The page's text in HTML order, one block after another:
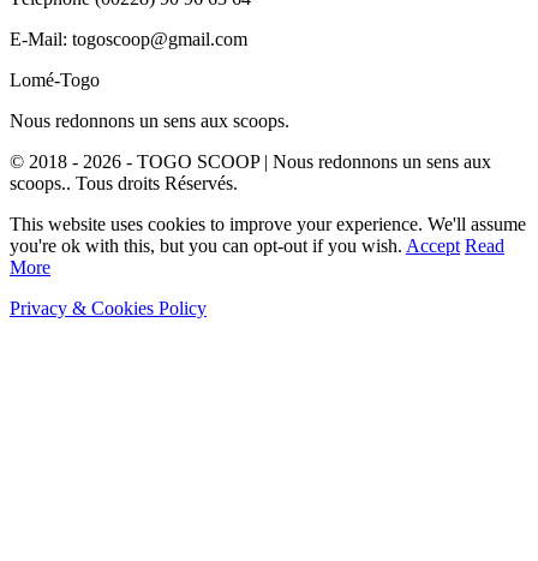
E-Mail: togoscoop@gmail.com
Lomé-Togo
Nous redonnons un sens aux scoops.
© 2018 - 2026 - TOGO SCOOP | Nous redonnons un sens aux
scoops.. Tous droits Réservés.
This website uses cookies to improve your experience. We'll assume
you're ok with this, but you can opt-out if you wish. Accept Read
More
Privacy & Cookies Policy